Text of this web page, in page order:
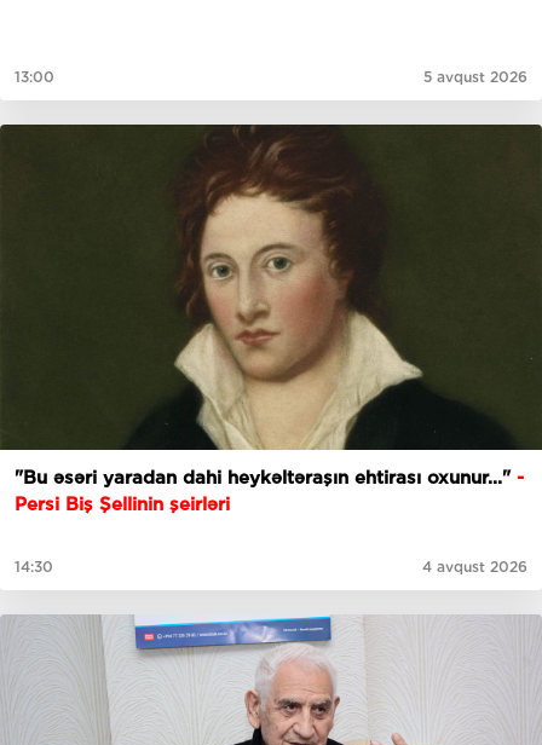
13:00 5 avqust 2026
"Bu əsəri yaradan dahi heykəltəraşın ehtirası oxunur..." -
Persi Biş Şellinin şeirləri
14:30 4 avqust 2026